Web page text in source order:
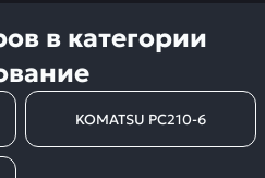
в категории
KOMATSU PC210-6